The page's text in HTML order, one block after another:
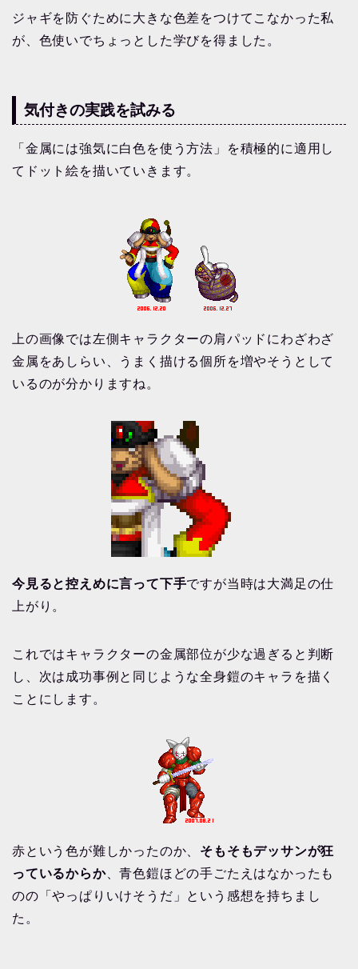
ジャギを防ぐために大きな色差をつけてこなかった私
が、色使いでちょっとした学びを得ました。
気付きの実践を試みる
「金属には強気に白色を使う方法」を積極的に適用し
てドット絵を描いていきます。
上の画像では左側キャラクターの肩パッドにわざわざ
金属をあしらい、うまく描ける個所を増やそうとして
いるのが分かりますね。
今見ると控えめに言って下手ですが当時は大満足の仕
上がり。
これではキャラクターの金属部位が少な過ぎると判断
し、次は成功事例と同じような全身鎧のキャラを描く
ことにします。
赤という色が難しかったのか、 そもそもデッサンが狂
っているからか、青色鎧ほどの手ごたえはなかったも
のの「やっぱりいけそうだ」という感想を持ちまし
た。